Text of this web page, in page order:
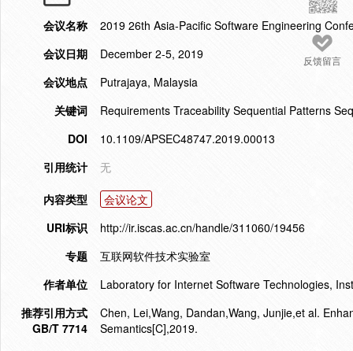
反馈留言
会议名称
2019 26th Asia-Pacific Software Engineering
会议日期
December 2-5, 2019
会议地点
Putrajaya, Malaysia
关键词
Requirements Traceability Sequential Patterns
DOI
10.1109/APSEC48747.2019.00013
引用统计
无
内容类型
会议论文
URI标识
http://ir.iscas.ac.cn/handle/311060/19456
专题
互联网软件技术实验室
作者单位
Laboratory for Internet Software Technologies,
推荐引用方式
GB/T 7714
Chen, Lei,Wang, Dandan,Wang, Junjie,et al.
Semantics[C],2019.